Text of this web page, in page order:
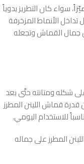
، سواء كان التطريز يدوياً
تداخل الأنماط المزخرفة
جمال القماش وتجعله
شكله ومتانته حتَّى بعد
قدرة قماش اللينن المطرز
للاستخدام اليومي.
المطرز على جماله